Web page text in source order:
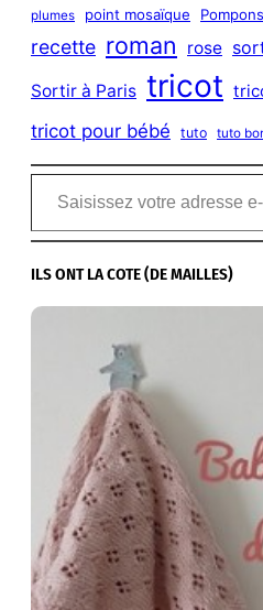
plumes point mosaïque Pompons
recette roman rose
Sortir à Paris tricot
tricot pour bébé tuto tuto
Saisissez votre adresse e-mail…
ILS ONT LA COTE (DE MAILLES)